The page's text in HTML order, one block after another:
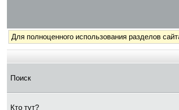
Для полноценного использования разделов
Поиск
Кто тут?